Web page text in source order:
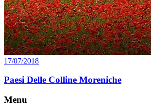
17/07/2018
Paesi Delle Colline Moreniche
Menu